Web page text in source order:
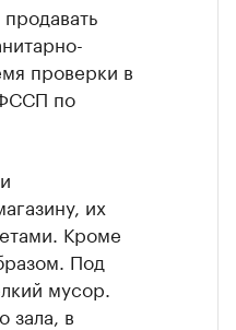
проверки в
по
их
Кроме
Под
мусор.
зала, в